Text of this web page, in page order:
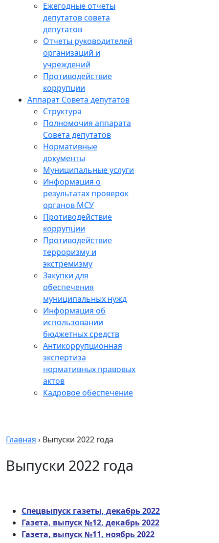
Ежегодные отчеты
депутатов совета
депутатов
Отчеты руководителей
организаций и
учреждений
Противодействие
коррупции
Аппарат Совета депутатов
Структура
Полномочия аппарата
Совета депутатов
Нормативные
документы
Муниципальные услуги
Информация о
результатах проверок
органов МСУ
Противодействие
коррупции
Противодействие
терроризму и
экстремизму
Закупки для
обеспечения
муниципальных нужд
Информация об
использовании
бюджетных средств
Антикоррупционная
экспертиза
нормативных правовых
актов
Кадровое обеспечение
Главная › Выпуски 2022 года
Выпуски 2022 года
Спецвыпуск газеты, декабрь 2022
Газета, выпуск №12, декабрь 2022
Газета, выпуск №11, ноябрь 2022